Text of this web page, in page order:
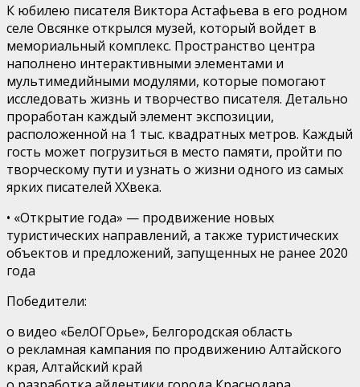
К юбилею писателя Виктора Астафьева в его родном
селе Овсянке открылся музей, который войдет в
мемориальный комплекс. Пространство центра
наполнено интерактивными элементами и
мультимедийными модулями, которые помогают
исследовать жизнь и творчество писателя. Детально
проработан каждый элемент экспозиции,
расположенной на 1 тыс. квадратных метров. Каждый
гость может погрузиться в место памяти, пройти по
творческому пути и узнать о жизни одного из самых
ярких писателей XXвека.
• «Открытие года» — продвижение новых
туристических направлений, а также туристических
объектов и предложений, запущенных не ранее 2020
года
Победители:
o видео «БелОГОрье», Белгородская область
o рекламная кампания по продвижению Алтайского
края, Алтайский край